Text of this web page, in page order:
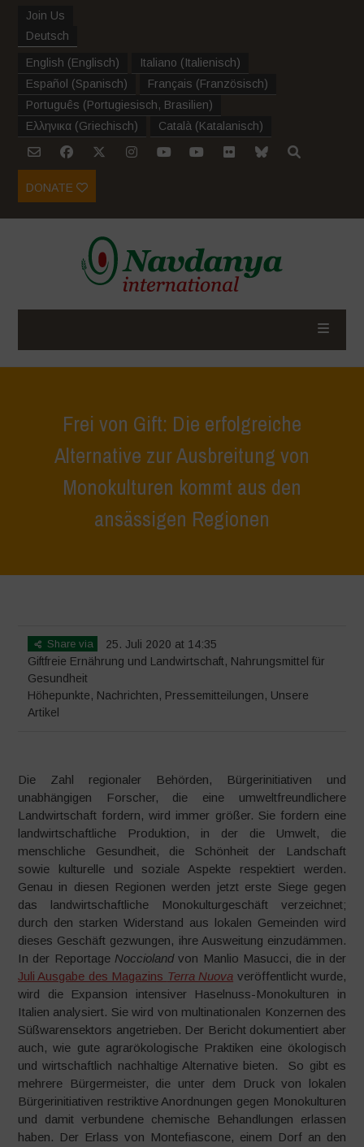
Join Us
Deutsch
English (Englisch) Italiano (Italienisch)
Español (Spanisch) Français (Französisch)
Português (Portugiesisch, Brasilien)
Ελληνικα (Griechisch) Català (Katalanisch)
DONATE
Frei von Gift: Die erfolgreiche
Alternative zur Ausbreitung von
Monokulturen kommt aus den
ansässigen Regionen
Share via
25. Juli 2020 at 14:35
Giftfreie Ernährung und Landwirtschaft, Nahrungsmittel für
Gesundheit
Höhepunkte, Nachrichten, Pressemitteilungen, Unsere
Artikel
Die Zahl regionaler Behörden, Bürgerinitiativen und
unabhängigen Forscher, die eine umweltfreundlichere
Landwirtschaft fordern, wird immer größer. Sie fordern eine
landwirtschaftliche Produktion, in der die Umwelt, die
menschliche Gesundheit, die Schönheit der Landschaft
sowie kulturelle und soziale Aspekte respektiert werden.
Genau in diesen Regionen werden jetzt erste Siege gegen
das landwirtschaftliche Monokulturgeschäft verzeichnet;
durch den starken Widerstand aus lokalen Gemeinden wird
dieses Geschäft gezwungen, ihre Ausweitung einzudämmen.
In der Reportage Nocciolandvon Manlio Masucci, die in der
Juli Ausgabe des Magazins Terra Nuova veröffentlicht wurde,
wird die Expansion intensiver Haselnuss-Monokulturen in
Italien analysiert. Sie wird von multinationalen Konzernen des
Süßwarensektors angetrieben. Der Bericht dokumentiert aber
auch, wie gute agrarökologische Praktiken eine ökologisch
und wirtschaftlich nachhaltige Alternative bieten. So gibt es
mehrere Bürgermeister, die unter dem Druck von lokalen
Bürgerinitiativen restriktive Anordnungen gegen Monokulturen
und damit verbundene chemische Behandlungen erlassen
haben. Der Erlass von Montefiascone, einem Dorf an den